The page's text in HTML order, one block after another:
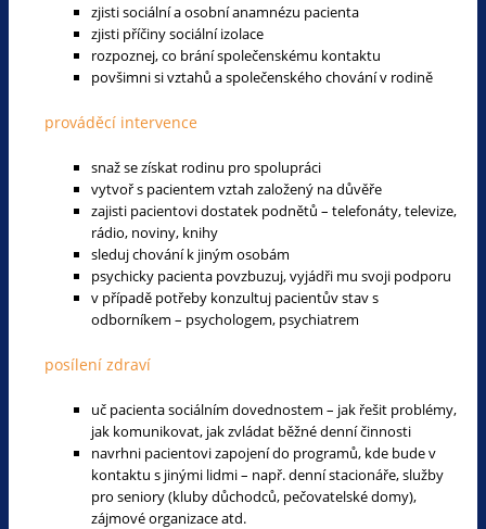
zjisti sociální a osobní anamnézu pacienta
zjisti příčiny sociální izolace
rozpoznej, co brání společenskému kontaktu
povšimni si vztahů a společenského chování v rodině
prováděcí intervence
snaž se získat rodinu pro spolupráci
vytvoř s pacientem vztah založený na důvěře
zajisti pacientovi dostatek podnětů – telefonáty, televize,
rádio, noviny, knihy
sleduj chování k jiným osobám
psychicky pacienta povzbuzuj, vyjádři mu svoji podporu
v případě potřeby konzultuj pacientův stav s
odborníkem – psychologem, psychiatrem
posílení zdraví
uč pacienta sociálním dovednostem – jak řešit problémy,
jak komunikovat, jak zvládat běžné denní činnosti
navrhni pacientovi zapojení do programů, kde bude v
kontaktu s jinými lidmi – např. denní stacionáře, služby
pro seniory (kluby důchodců, pečovatelské domy),
zájmové organizace atd.